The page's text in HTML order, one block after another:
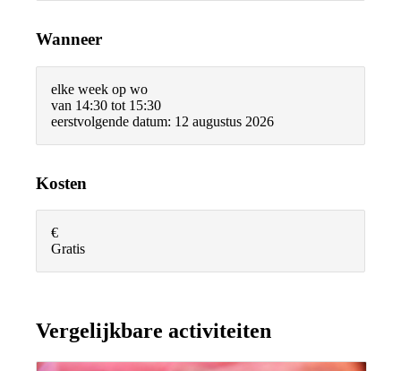
Wanneer
elke week op wo
van 14:30 tot 15:30
eerstvolgende datum: 12 augustus 2026
Kosten
€
Gratis
Vergelijkbare activiteiten